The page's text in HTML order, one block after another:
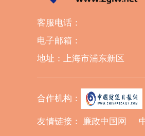
客服电话：
电子邮箱：
地址：上海市浦东新区
合作机构：
友情链接： 廉政中国网